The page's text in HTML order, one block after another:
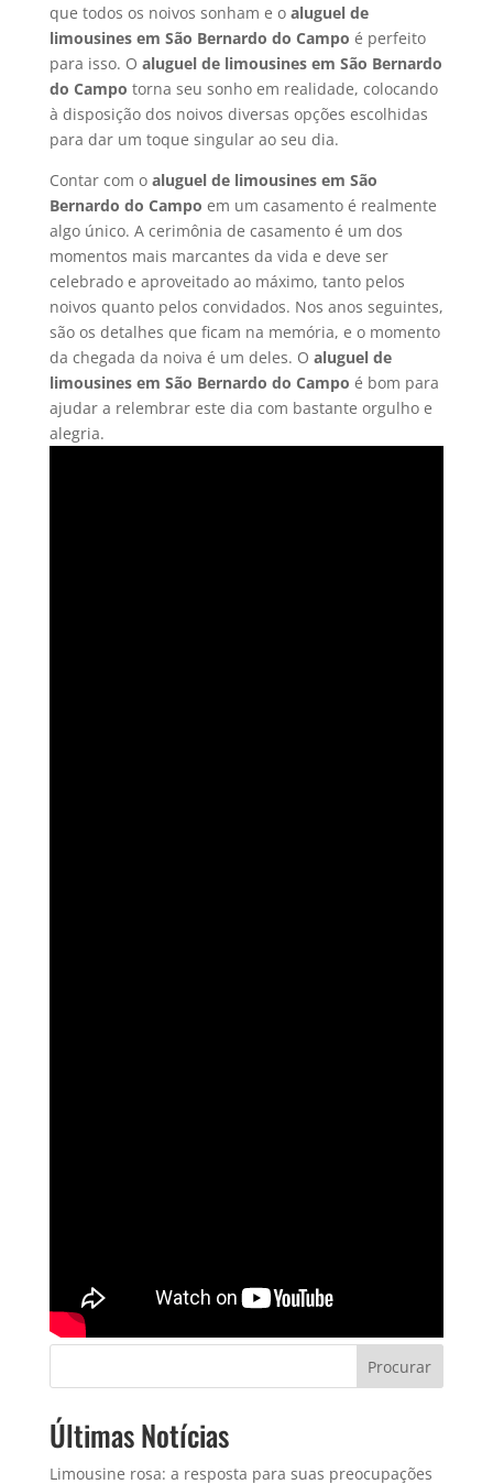
que todos os noivos sonham e o aluguel de
limousines em São Bernardo do Campo é perfeito
para isso. O aluguel de limousines em São Bernardo
do Campo torna seu sonho em realidade, colocando
à disposição dos noivos diversas opções escolhidas
para dar um toque singular ao seu dia.
Contar com o aluguel de limousines em São
Bernardo do Campo em um casamento é realmente
algo único. A cerimônia de casamento é um dos
momentos mais marcantes da vida e deve ser
celebrado e aproveitado ao máximo, tanto pelos
noivos quanto pelos convidados. Nos anos seguintes,
são os detalhes que ficam na memória, e o momento
da chegada da noiva é um deles. O aluguel de
limousines em São Bernardo do Campo é bom para
ajudar a relembrar este dia com bastante orgulho e
alegria.
Procurar
Últimas Notícias
Limousine rosa: a resposta para suas preocupações